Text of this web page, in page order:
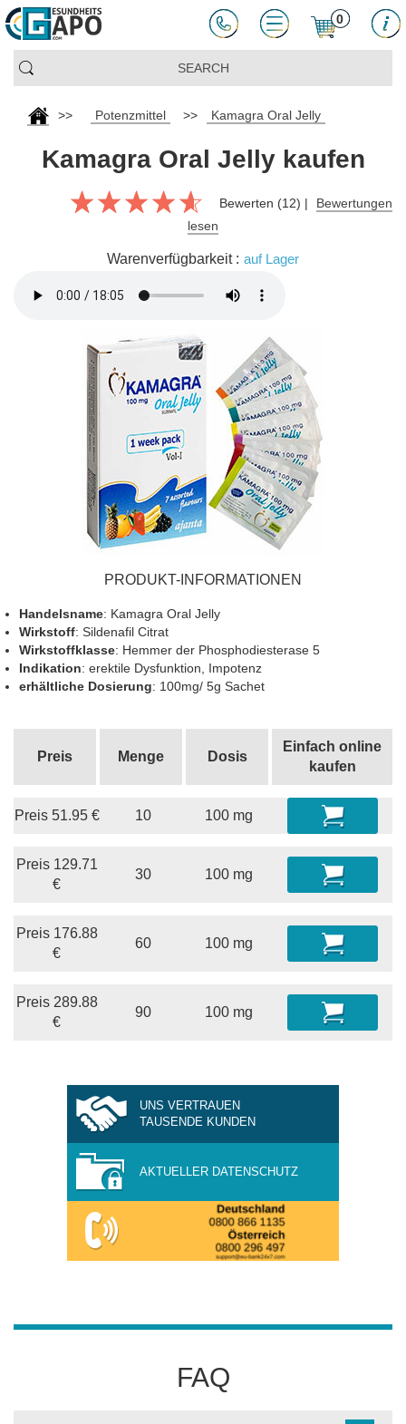
0
>> Potenzmittel >> Kamagra Oral Jelly
Kamagra Oral Jelly kaufen
Bewerten (12) |
Bewertungen
lesen
Warenverfügbarkeit : auf Lager
PRODUKT-INFORMATIONEN
Handelsname: Kamagra Oral Jelly
Wirkstoff: Sildenafil Citrat
Wirkstoffklasse: Hemmer der Phosphodiesterase 5
Indikation: erektile Dysfunktion, Impotenz
erhältliche Dosierung: 100mg/ 5g Sachet
Preis Menge Dosis
Einfach online
kaufen
Preis 51.95€ 10 100 mg
Preis 129.71
€
30 100 mg
Preis 176.88
€
60 100 mg
Preis 289.88
€
90 100 mg
UNS VERTRAUEN
TAUSENDE KUNDEN
AKTUELLER DATENSCHUTZ
FAQ